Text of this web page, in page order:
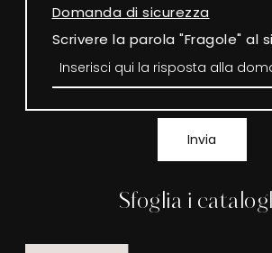
Sfoglia i
Domanda di sicurezza
Scrivere la parola "Fragole" al
Invia